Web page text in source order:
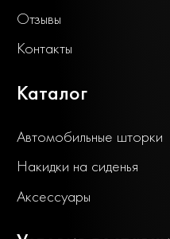
Отзывы
Контакты
Каталог
Автомобильные шторки
Накидки на сиденья
Аксессуары